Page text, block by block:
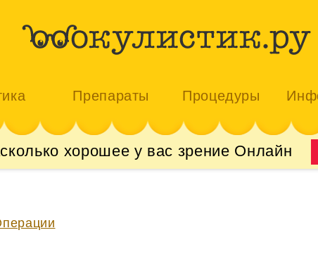
Препараты Процедуры
хорошее у вас зрение Онлайн